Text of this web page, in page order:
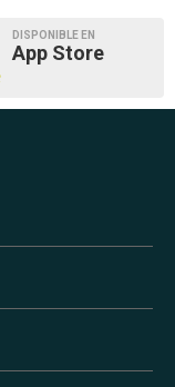
DISPONIBLE EN
App Store